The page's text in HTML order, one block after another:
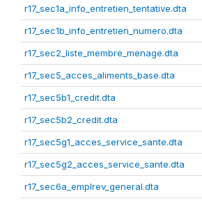
r17_sec1a_info_entretien_tentative.dta
r17_sec1b_info_entretien_numero.dta
r17_sec2_liste_membre_menage.dta
r17_sec5_acces_aliments_base.dta
r17_sec5b1_credit.dta
r17_sec5b2_credit.dta
r17_sec5g1_acces_service_sante.dta
r17_sec5g2_acces_service_sante.dta
r17_sec6a_emplrev_general.dta